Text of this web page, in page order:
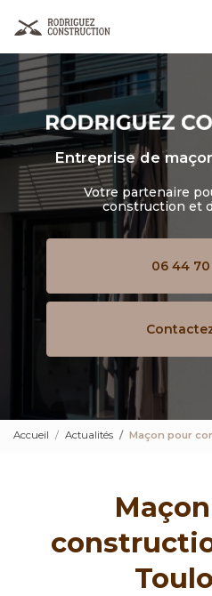
principal
Entreprise de
Votre partenaire
construction et
06 44 70
Accueil Actualités Maçon pour